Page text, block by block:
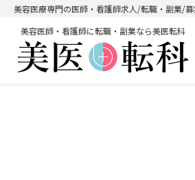
美容医療専門の医師・看護師求人/転職・副業/募
美容医師・看護師に転職・副業なら美医転科